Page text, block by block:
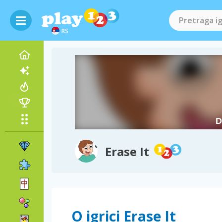
RS
Erase It
O igrici Erase It